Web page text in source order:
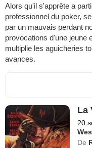
Alors qu'il s'apprête a
professionnel du poker,
par un mauvais perdant
provocations d'une jeune
multiplie les aguicheries
avances.
La
20
De